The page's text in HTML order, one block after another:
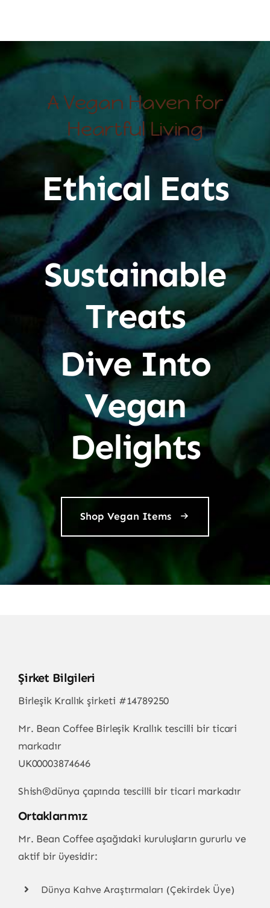
A Vegan Haven for
Heartful Living
Ethical Eats
Sustainable
Treats
Dive Into
Vegan
Delights
Shop Vegan Items
Şirket Bilgileri
Birleşik Krallık şirketi #14789250
Mr. Bean Coffee Birleşik Krallık tescilli bir ticari
markadır
UK00003874646
Shish®dünya çapında tescilli bir ticari markadır
Ortaklarımız
Mr. Bean Coffee aşağıdaki kuruluşların gururlu ve
aktif bir üyesidir:
Dünya Kahve Araştırmaları (Çekirdek Üye)